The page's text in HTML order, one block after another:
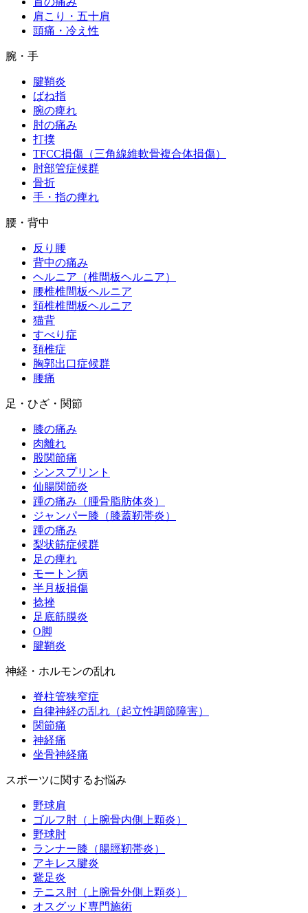
肩こり・五十肩
頭痛・冷え性
腕・手
腱鞘炎
ばね指
腕の痺れ
肘の痛み
打撲
TFCC損傷（三角線維軟骨複合体損傷）
肘部管症候群
骨折
手・指の痺れ
腰・背中
反り腰
背中の痛み
ヘルニア（椎間板ヘルニア）
腰椎椎間板ヘルニア
頚椎椎間板ヘルニア
猫背
すべり症
頚椎症
胸郭出口症候群
腰痛
足・ひざ・関節
膝の痛み
肉離れ
股関節痛
シンスプリント
仙腸関節炎
踵の痛み（腫骨脂肪体炎）
ジャンパー膝（膝蓋靭帯炎）
踵の痛み
梨状筋症候群
足の痺れ
モートン病
半月板損傷
捻挫
足底筋膜炎
O脚
腱鞘炎
神経・ホルモンの乱れ
脊柱管狭窄症
自律神経の乱れ（起立性調節障害）
関節痛
神経痛
坐骨神経痛
スポーツに関するお悩み
野球肩
ゴルフ肘（上腕骨内側上顆炎）
野球肘
ランナー膝（腸脛靭帯炎）
アキレス腱炎
鵞足炎
テニス肘（上腕骨外側上顆炎）
オスグッド専門施術